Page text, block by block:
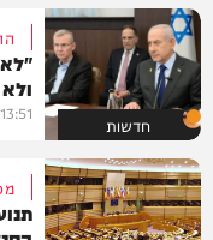
חדשות 13:51